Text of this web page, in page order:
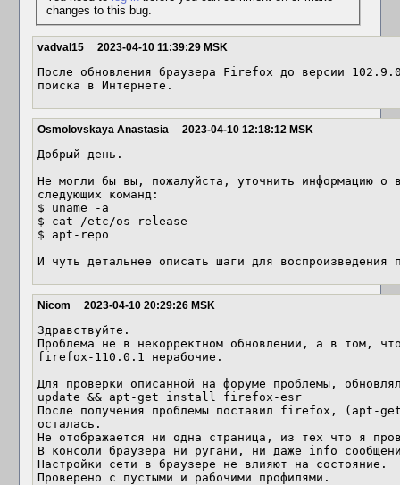
changes to this bug.
vadval15 2023-04-10 11:39:29 MSK
После обновления браузера Firefox до версии
поиска в Интернете.
Osmolovskaya Anastasia 2023-04-10 12:18:12 MSK
Добрый день.
Не могли бы вы, пожалуйста, уточнить информацию о
следующих команд:
$ uname -a
$ cat /etc/os-release
$ apt-repo
И чуть детальнее описать шаги для воспроизведения
Nicom 2023-04-10 20:29:26 MSK
Здравствуйте.
Проблема не в некорректном обновлении, а в том,
firefox-110.0.1 нерабочие.
Для проверки описанной на форуме проблемы,
update && apt-get install firefox-esr
После получения проблемы поставил firefox,
осталась.
Не отображается ни одна страница, из тех что я
В консоли браузера ни ругани, ни даже info
Настройки сети в браузере не влияют на состояние.
Проверено с пустыми и рабочими профилями.